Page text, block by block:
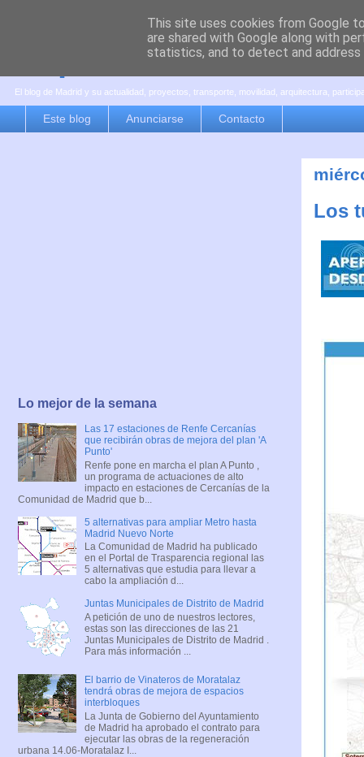
es por madrid
El blog de Madrid y su actualidad, proyectos, transporte, movilidad, arquitectura,
Este blog Anunciarse Contacto
Los
Lo mejor de la semana
Las 17 estaciones de Renfe Cercanías
que recibirán obras de mejora del plan 'A
Punto'
Renfe pone en marcha el plan A Punto ,
un programa de actuaciones de alto
impacto en estaciones de Cercanías de la
Comunidad de Madrid que b...
5 alternativas para ampliar Metro hasta
Madrid Nuevo Norte
La Comunidad de Madrid ha publicado
en el Portal de Trasparencia regional las
5 alternativas que estudia para llevar a
cabo la ampliación d...
Juntas Municipales de Distrito de Madrid
A petición de uno de nuestros lectores,
estas son las direcciones de las 21
Juntas Municipales de Distrito de Madrid .
Para más información ...
El barrio de Vinateros de Moratalaz
tendrá obras de mejora de espacios
interbloques
La Junta de Gobierno del Ayuntamiento
de Madrid ha aprobado el contrato para
ejecutar las obras de la regeneración
urbana 14.06-Moratalaz I...
This site uses cookies from Google
are shared with Google along with
statistics, and to detect and address